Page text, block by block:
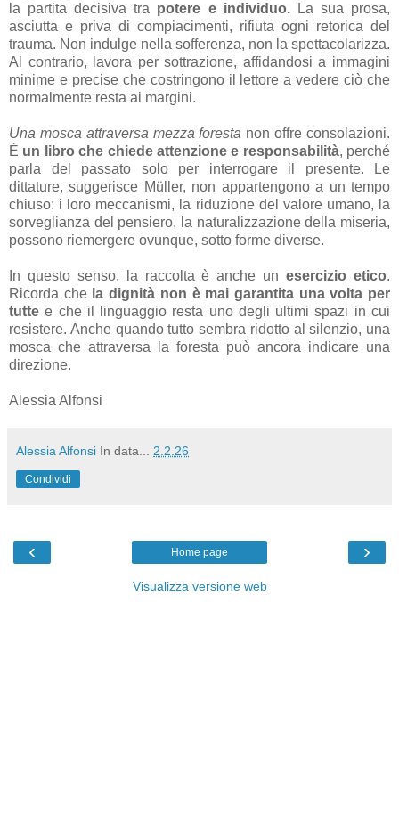
la partita decisiva tra potere e individuo.La sua prosa,
asciutta e priva di compiacimenti, rifiuta ogni retorica del
trauma. Non indulge nella sofferenza, non la spettacolarizza.
Al contrario, lavora per sottrazione, affidandosi a immagini
minime e precise che costringono il lettore a vedere ciò che
normalmente resta ai margini.
Una mosca attraversa mezza foresta non offre consolazioni.
È un libro che chiede attenzione e responsabilità, perché
parla del passato solo per interrogare il presente. Le
dittature, suggerisce Müller, non appartengono a un tempo
chiuso: i loro meccanismi, la riduzione del valore umano, la
sorveglianza del pensiero, la naturalizzazione della miseria,
possono riemergere ovunque, sotto forme diverse.
In questo senso, la raccolta è anche unesercizio etico.
Ricorda che la dignità non è mai garantita una volta per
tuttee che il linguaggio resta uno degli ultimi spazi in cui
resistere. Anche quando tutto sembra ridotto al silenzio, una
mosca che attraversa la foresta può ancora indicare una
direzione.
Alessia Alfonsi
Alessia Alfonsi In data... 2.2.26
Condividi
‹ ›
Home page
Visualizza versione web